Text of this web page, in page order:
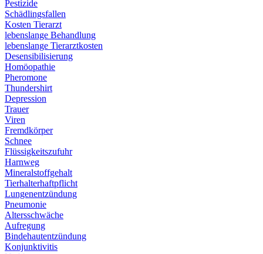
Pestizide
Schädlingsfallen
Kosten Tierarzt
lebenslange Behandlung
lebenslange Tierarztkosten
Desensibilisierung
Homöopathie
Pheromone
Thundershirt
Depression
Trauer
Viren
Fremdkörper
Schnee
Flüssigkeitszufuhr
Harnweg
Mineralstoffgehalt
Tierhalterhaftpflicht
Lungenentzündung
Pneumonie
Altersschwäche
Aufregung
Bindehautentzündung
Konjunktivitis